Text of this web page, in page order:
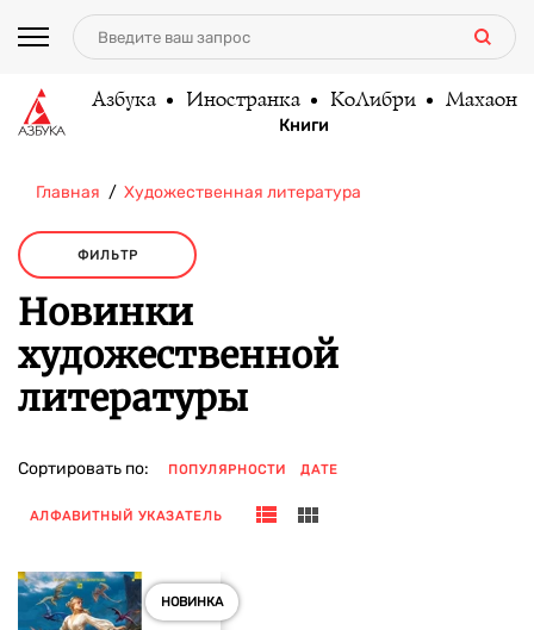
Азбука Иностранка КоЛибри Махаон
Книги
Главная Художественная литература
ФИЛЬТР
Новинки
художественной
литературы
Сортировать по: ПОПУЛЯРНОСТИ ДАТЕ
АЛФАВИТНЫЙ УКАЗАТЕЛЬ
НОВИНКА